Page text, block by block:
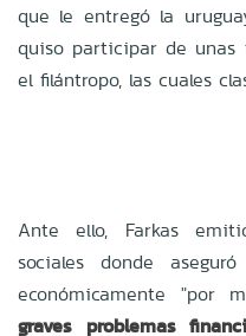
que le entregó la
quiso participar de unas
el filántropo, las cuales
Ante ello, Farkas
sociales donde
económicamente "por
graves problemas